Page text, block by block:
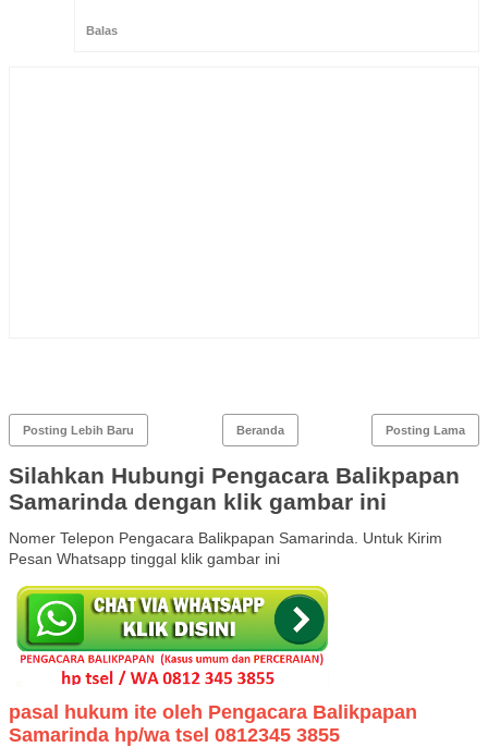
Balas
Posting Lebih Baru Posting Lama
Beranda
Silahkan Hubungi Pengacara Balikpapan
Samarinda dengan klik gambar ini
Nomer Telepon Pengacara Balikpapan Samarinda. Untuk Kirim
Pesan Whatsapp tinggal klik gambar ini
pasal hukum ite oleh Pengacara Balikpapan
Samarinda hp/wa tsel 0812345 3855